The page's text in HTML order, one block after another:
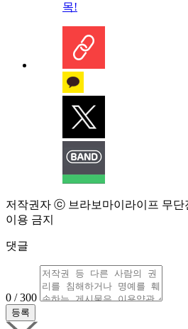
목!
저작권자 ⓒ 브라보마이라이프 무단
이용 금지
댓글
0 / 300